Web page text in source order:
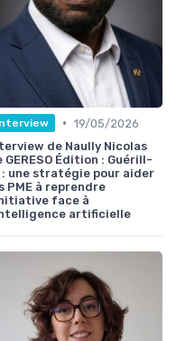
• 19/05/2026
de Naully Nicolas
GERESO Édition : Guérill-
: une stratégie pour aider
PME à reprendre
face à
artificielle